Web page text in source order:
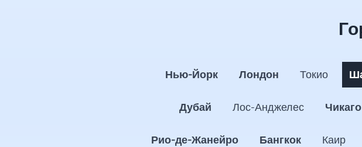
Нью-Йорк Лондон Токио
Дубай Лос-Анджелес Чикаго
Рио-де-Жанейро Бангкок Каир